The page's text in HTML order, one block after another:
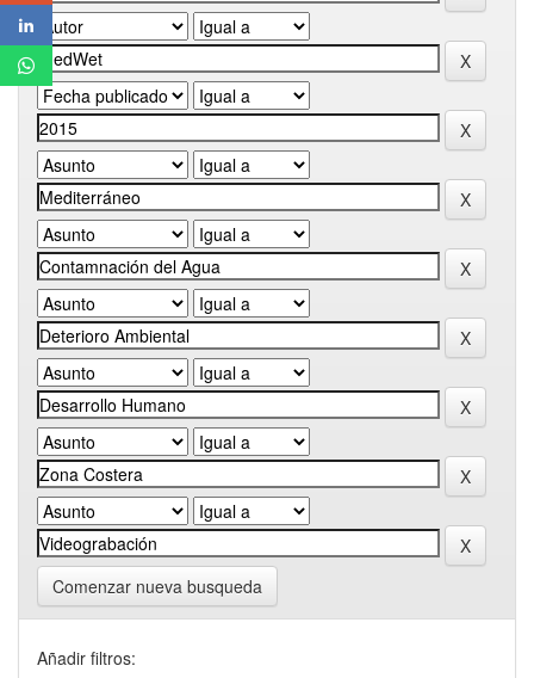
Comenzar nueva busqueda
Añadir filtros: